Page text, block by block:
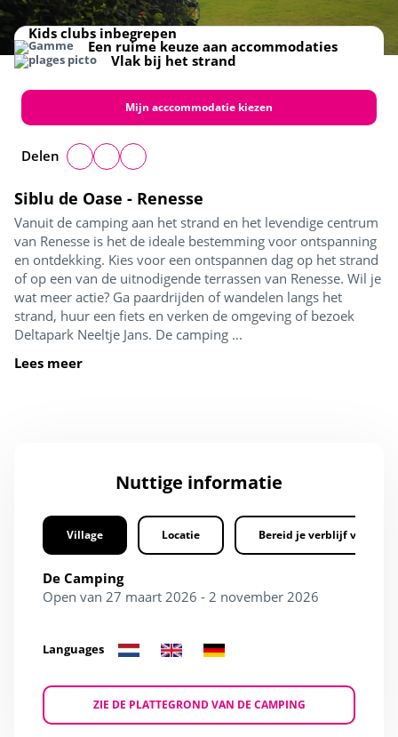
Kids club
Activiteiten
Receptie
Chalets
Speeltuin
Voor de hele familie
Siblu de Oase - Renesse
Vanuit de camping aan het strand en het levendige centrum
van Renesse is het de ideale bestemming voor ontspanning
en ontdekking. Kies voor een ontspannen dag op het strand
of op een van de uitnodigende terrassen van Renesse. Wil je
wat meer actie? Ga paardrijden of wandelen langs het
strand, huur een fiets en verken de omgeving of bezoek
Deltapark Neeltje Jans. De camping ...
Lees meer
Kids clubs inbegrepen
Een ruime keuze aan accommodaties
Vlak bij het strand
Mijn acccommodatie kiezen
Delen
Nuttige informatie
Village Locatie Bereid je verblijf voor
De Camping
Open van 27 maart 2026 - 2 november 2026
Languages
ZIE DE PLATTEGROND VAN DE CAMPING